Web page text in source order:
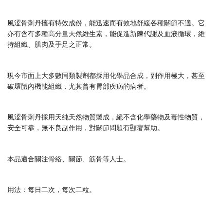
風涩骨刺丹擁有特效成份，能迅速而有效地舒緩各種關節不適。它
亦有含有多種高分量天然維生素，能促進新陳代謝及血液循環，維
持組織、肌肉及手足之正常。
現今市面上大多數同類製劑都採用化學品合成，副作用極大，甚至
破壞體內機能組織，尤其曾有胃部疾病的病者。
風涩骨刺丹採用天純天然物質製成，絕不含化學藥物及毒性物質，
安全可靠，無不良副作用，對關節問題有顯著幫助。
本品適合關注骨絡、關節、筋骨等人士。
用法：每日二次，每次二粒。